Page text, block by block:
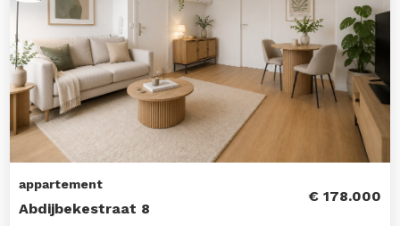
appartement
Abdijbekestraat 8
€ 178.000